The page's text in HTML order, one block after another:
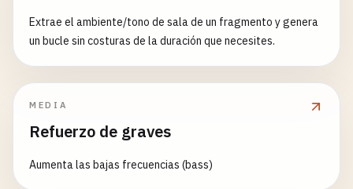
Extrae el ambiente/tono de sala de un fragmento y genera
un bucle sin costuras de la duración que necesites.
MEDIA
Refuerzo de graves
Aumenta las bajas frecuencias (bass)